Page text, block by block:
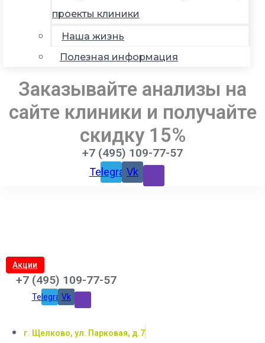
проекты клиники
Наша жизнь
Полезная информация
Заказывайте анализы на
сайте клиники и получайте
скидку 15%
+7 (495) 109-77-57
TelegramVk
Акции
+7 (495) 109-77-57
TelegramVk
г. Щелково, ул. Парковая, д.7